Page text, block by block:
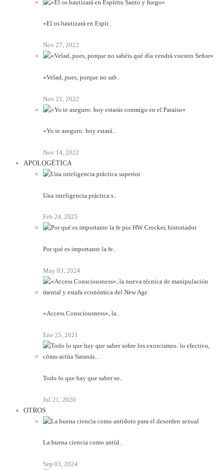
«El os bautizará en Espír..
Nov 27, 2022
«Velad, pues, porque no sab..
Nov 21, 2022
«Yo te aseguro: hoy estará..
Nov 14, 2022
APOLOGÉTICA
Una inteligencia práctica s..
Feb 24, 2025
Por qué es importante la fe..
May 03, 2024
«Access Consciousness», la..
Ene 25, 2021
Todo lo que hay que saber so..
Jul 21, 2020
OTROS
La buena ciencia como antíd..
Sep 03, 2024